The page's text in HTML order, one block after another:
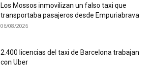
Los Mossos inmovilizan un falso taxi que
transportaba pasajeros desde Empuriabrava
06/08/2026
2.400 licencias del taxi de Barcelona trabajan
con Uber